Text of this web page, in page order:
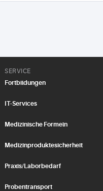
SERVICE
Fortbildungen
IT-Services
Medizinische Formeln
Medizinproduktesicherheit
Praxis/Laborbedarf
Probentransport